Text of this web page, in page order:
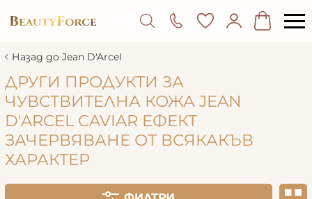
Назад до Jean D'Arcel
ДРУГИ ПРОДУКТИ ЗА
ЧУВСТВИТЕЛНА КОЖА JEAN
D'ARCEL CAVIAR ЕФЕКТ
ЗАЧЕРВЯВАНЕ ОТ ВСЯКАКЪВ
ХАРАКТЕР